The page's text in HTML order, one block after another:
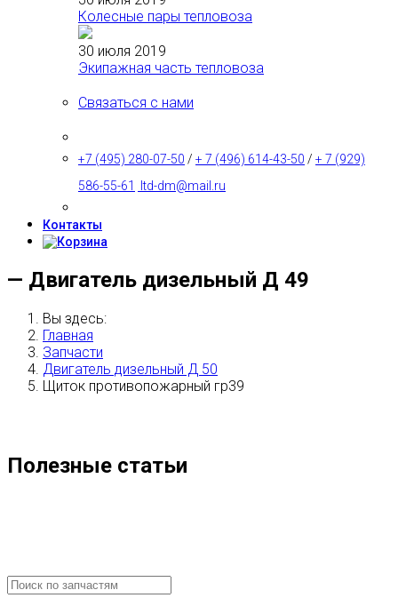
Колесные пары тепловоза
30 июля 2019
Экипажная часть тепловоза
Связаться с нами
+7 (495) 280-07-50 / + 7 (496) 614-43-50 / + 7 (929)
586-55-61
ltd-dm@mail.ru
Контакты
— Двигатель дизельный Д 49
Вы здесь:
Главная
Запчасти
Двигатель дизельный Д 50
Щиток противопожарный гр39
Полезные статьи